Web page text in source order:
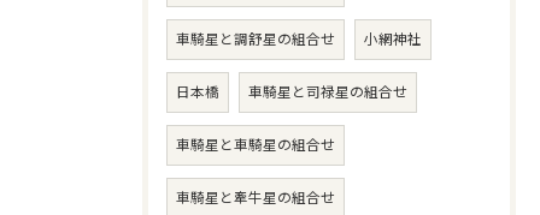
車騎星と調舒星の組合せ 小網神社
日本橋 車騎星と司禄星の組合せ
車騎星と車騎星の組合せ
車騎星と牽牛星の組合せ